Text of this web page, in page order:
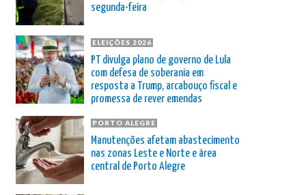
segunda-feira
ELEIÇÕES 2026
PT divulga plano de governo de Lula
com defesa de soberania em
resposta a Trump, arcabouço fiscal e
promessa de rever emendas
PORTO ALEGRE
Manutenções afetam abastecimento
nas zonas Leste e Norte e área
central de Porto Alegre